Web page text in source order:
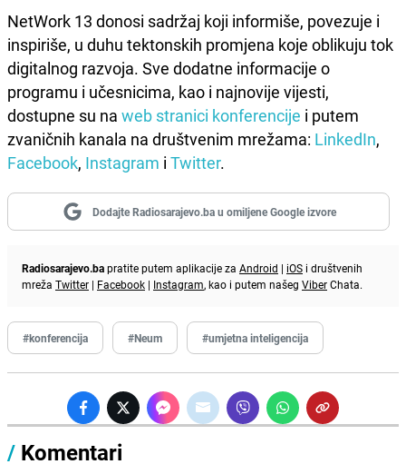
NetWork 13 donosi sadržaj koji informiše, povezuje i
inspiriše, u duhu tektonskih promjena koje oblikuju tok
digitalnog razvoja. Sve dodatne informacije o
programu i učesnicima, kao i najnovije vijesti,
dostupne su na web stranici konferencije i putem
zvaničnih kanala na društvenim mrežama: LinkedIn,
Facebook, Instagram i Twitter.
Dodajte Radiosarajevo.ba u omiljene Google izvore
Radiosarajevo.bapratite putem aplikacije za Android | iOS i društvenih
mreža Twitter | Facebook | Instagram, kao i putem našeg ViberChata.
#konferencija #Neum #umjetna inteligencija
/ Komentari